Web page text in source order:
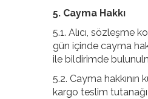
5. Cayma Hakkı
5.1. Alıcı, sözleşme
gün içinde cayma
ile bildirimde
5.2. Cayma
kargo teslim tutanağı